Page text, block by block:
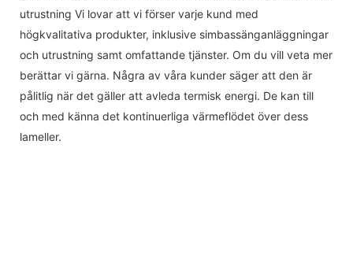
utrustning Vi lovar att vi förser varje kund med
högkvalitativa produkter, inklusive simbassänganläggningar
och utrustning samt omfattande tjänster. Om du vill veta mer
berättar vi gärna. Några av våra kunder säger att den är
pålitlig när det gäller att avleda termisk energi. De kan till
och med känna det kontinuerliga värmeflödet över dess
lameller.